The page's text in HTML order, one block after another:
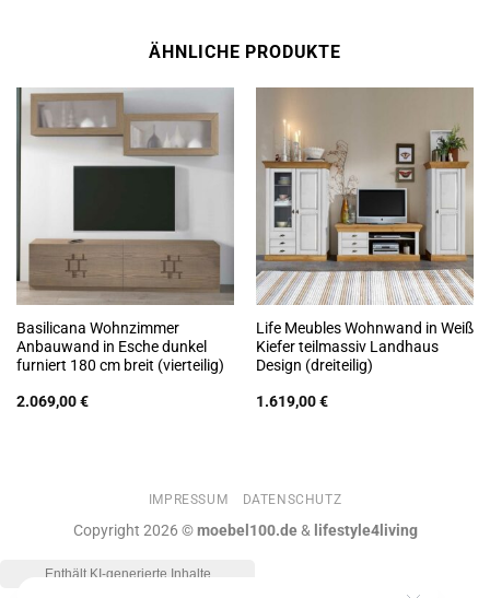
ÄHNLICHE PRODUKTE
Basilicana Wohnzimmer
Anbauwand in Esche dunkel
furniert 180 cm breit (vierteilig)
2.069,00€
Life Meubles Wohnwand in Weiß
Kiefer teilmassiv Landhaus
Design (dreiteilig)
1.619,00€
IMPRESSUM DATENSCHUTZ
Copyright 2026 ©moebel100.de& lifestyle4living